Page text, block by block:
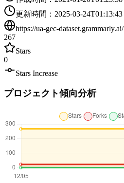
更新時間 ： 2025-03-24T01:13:43
https://ua-gec-dataset.grammarly.ai/
267
Stars
0
Stars Increase
プロジェクト傾向分析